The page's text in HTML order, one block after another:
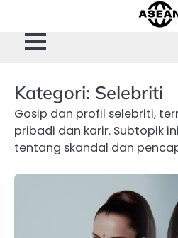
content
Kategori: Selebriti
Gosip dan profil selebriti,
pribadi dan karir. Subtopik
tentang skandal dan